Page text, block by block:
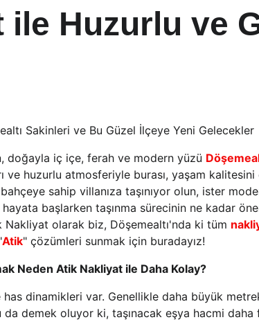
ile Huzurlu ve
Sakinleri ve Bu Güzel İlçeye Yeni Gelecekler
doğayla iç içe, ferah ve modern yüzü
ve huzurlu atmosferiyle burası, yaşam
sahip villanıza taşınıyor olun, ister
başlarken taşınma sürecinin ne kadar
olarak biz, Döşemealtı'nda ki tüm
Atik" çözümleri sunmak için buradayız!
Neden Atik Nakliyat ile Daha Kolay?
has dinamikleri var. Genellikle daha büyük
da demek oluyor ki, taşınacak eşya hacmi